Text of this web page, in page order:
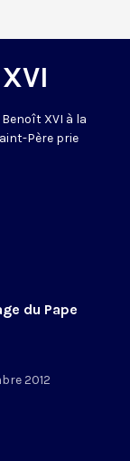
XVI à la
Père prie
du Pape
2012